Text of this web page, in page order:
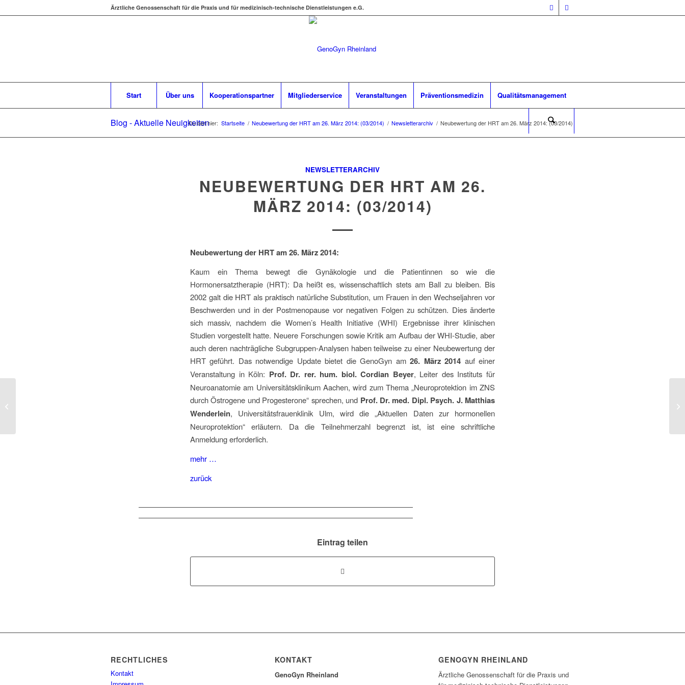
Ärztliche Genossenschaft für die Praxis und für medizinisch-technische Dienstleistungen e.G.
Start Über uns Kooperationspartner Mitgliederservice Veranstaltungen Präventionsmedizin Qualitätsmanagement
Blog - Aktuelle Neuigkeiten
Du bist hier: Startseite / Neubewertung der HRT am 26. März 2014: (03/2014) / Newsletterarchiv / Neubewertung der HRT am 26. März 2014: (03/2014)
NEWSLETTERARCHIV
NEUBEWERTUNG DER HRT AM 26.
MÄRZ 2014: (03/2014)
Neubewertung der HRT am 26. März 2014:
Kaum ein Thema bewegt die Gynäkologie und die Patientinnen so wie die
Hormonersatztherapie (HRT): Da heißt es, wissenschaftlich stets am Ball zu bleiben. Bis
2002 galt die HRT als praktisch natürliche Substitution, um Frauen in den Wechseljahren vor
Beschwerden und in der Postmenopause vor negativen Folgen zu schützen. Dies änderte
sich massiv, nachdem die Women’s Health Initiative (WHI) Ergebnisse ihrer klinischen
Studien vorgestellt hatte. Neuere Forschungen sowie Kritik am Aufbau der WHI-Studie, aber
auch deren nachträgliche Subgruppen-Analysen haben teilweise zu einer Neubewertung der
HRT geführt. Das notwendige Update bietet die GenoGyn am26. März 2014 auf einer
Veranstaltung in Köln: Prof. Dr. rer. hum. biol. Cordian Beyer, Leiter des Instituts für
Neuroanatomie am Universitätsklinikum Aachen, wird zum Thema „Neuroprotektion im ZNS
durch Östrogene und Progesterone“ sprechen, und Prof. Dr. med. Dipl. Psych. J. Matthias
Wenderlein, Universitätsfrauenklinik Ulm, wird die „Aktuellen Daten zur hormonellen
Neuroprotektion“ erläutern. Da die Teilnehmerzahl begrenzt ist, ist eine schriftliche
Anmeldung erforderlich.
mehr …
zurück
Eintrag teilen
RECHTLICHES
Kontakt
KONTAKT
GenoGyn Rheinland
GENOGYN RHEINLAND
Ärztliche Genossenschaft für die Praxis und
4.